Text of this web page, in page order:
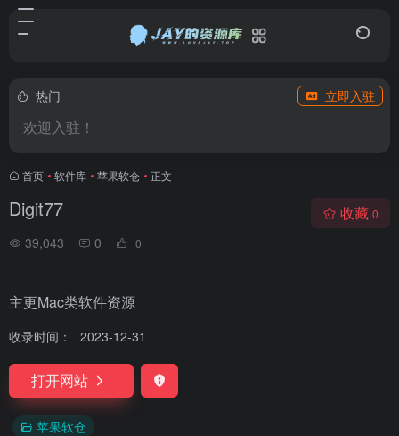
热门 立即入驻
欢迎入驻！
首页 • 软件库 • 苹果软仓 • 正文
Digit77
39,043 0 0
收藏 0
主更Mac类软件资源
收录时间： 2023-12-31
打开网站
苹果软仓